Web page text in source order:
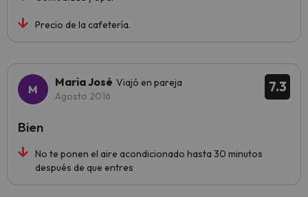
Precio de la cafetería.
7.3
Maria José Viajó en pareja
Agosto 2016
No te ponen el aire acondicionado hasta 30 minutos
después de que entres
Bien